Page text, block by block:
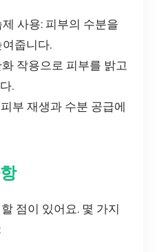
사용: 피부의 수분을
줍니다.
작용으로 피부를 밝고
.
부 재생과 수분 공급에
점이 있어요. 몇 가지